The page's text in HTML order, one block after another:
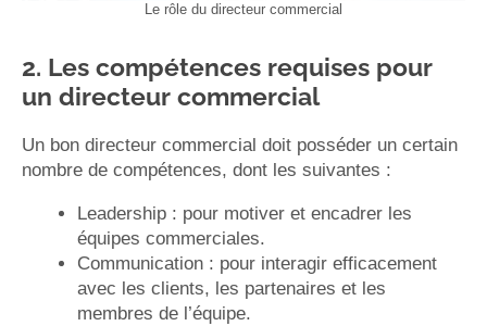
Le rôle du directeur commercial
2. Les compétences requises pour
un directeur commercial
Un bon directeur commercial doit posséder un certain
nombre de compétences, dont les suivantes :
Leadership : pour motiver et encadrer les
équipes commerciales.
Communication : pour interagir efficacement
avec les clients, les partenaires et les
membres de l’équipe.